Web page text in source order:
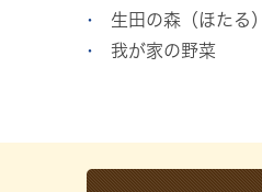
生田の森（ほたる）
我が家の野菜